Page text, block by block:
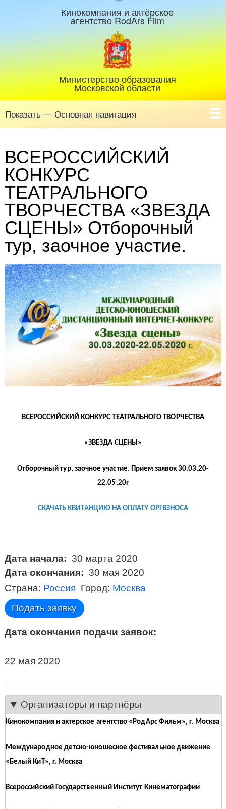
Кинокомпания и актёрское
агентство RodArs Film
Министерство образования
Московской области
Основная
Показать — Основная навигация
ВСЕРОССИЙСКИЙ
КОНКУРС
ТЕАТРАЛЬНОГО
ТВОРЧЕСТВА «ЗВЕЗДА
СЦЕНЫ» Отборочный
тур, заочное участие.
ВСЕРОССИЙСКИЙ КОНКУРС ТЕАТРАЛЬНОГО ТВОРЧЕСТВА
«ЗВЕЗДА СЦЕНЫ»
Отборочный тур, заочное участие. Прием заявок 30.03.20-
22.05.20г
СКАЧАТЬ КВИТАНЦИЮ НА ОПЛАТУ ОРГВЗНОСА
Дата начала
30 марта 2020
Дата окончания
30 мая 2020
Страна Россия Город Москва
Подать заявку
Дата окончания подачи заявок
22 мая 2020
Организаторы и партнёры
Кинокомпания и актерское агентство «РодАрс Фильм», г. Москва
Международное детско-юношеское фестивальное движение
«Белый КиТ», г. Москва
Всероссийский Государственный Институт Кинематографии